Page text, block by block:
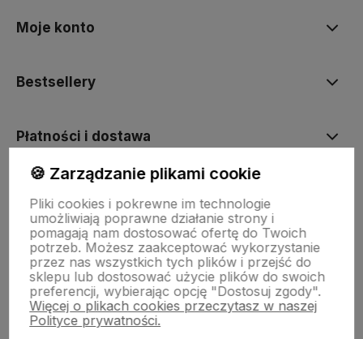
Moje konto
Bestsellery
Płatności i dostawa
Pomoc
🍪 Zarządzanie plikami cookie
Pliki cookies i pokrewne im technologie
umożliwiają poprawne działanie strony i
pomagają nam dostosować ofertę do Twoich
potrzeb. Możesz zaakceptować wykorzystanie
przez nas wszystkich tych plików i przejść do
sklepu lub dostosować użycie plików do swoich
preferencji, wybierając opcję "Dostosuj zgody".
Więcej o plikach cookies przeczytasz w naszej
Polityce prywatności.